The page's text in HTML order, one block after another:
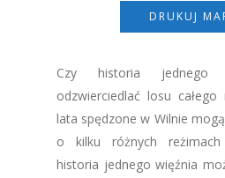
DRUKUJ
Czy historia jednego
odzwierciedlać losu
lata spędzone w Wilnie
o kilku różnych reżimach
historia jednego więźnia